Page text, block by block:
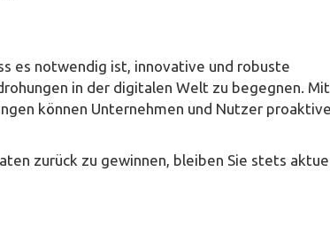
es notwendig ist, innovative und robuste
in der digitalen Welt zu begegnen. Mit
können Unternehmen und Nutzer
zurück zu gewinnen, bleiben Sie stets